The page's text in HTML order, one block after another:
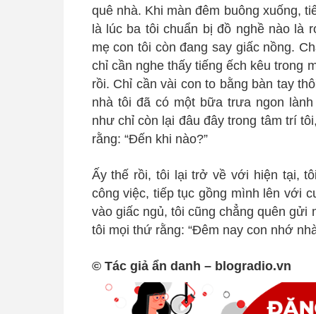
quê nhà. Khi màn đêm buông xuống,
là lúc ba tôi chuẩn bị đồ nghề nào là
mẹ con tôi còn đang say giấc nồng.
chỉ cần nghe thấy tiếng ếch kêu trong
rồi. Chỉ cần vài con to bằng bàn tay
nhà tôi đã có một bữa trưa ngon
như chỉ còn lại đâu đây trong tâm trí
rằng: “Đến khi nào?”
Ấy thế rồi, tôi lại trở về với hiện tại,
công việc, tiếp tục gồng mình lên với
vào giấc ngủ, tôi cũng chẳng quên gửi
tôi mọi thứ rằng: “Đêm nay con nhớ
© Tác giả ẩn danh – blogradio.vn